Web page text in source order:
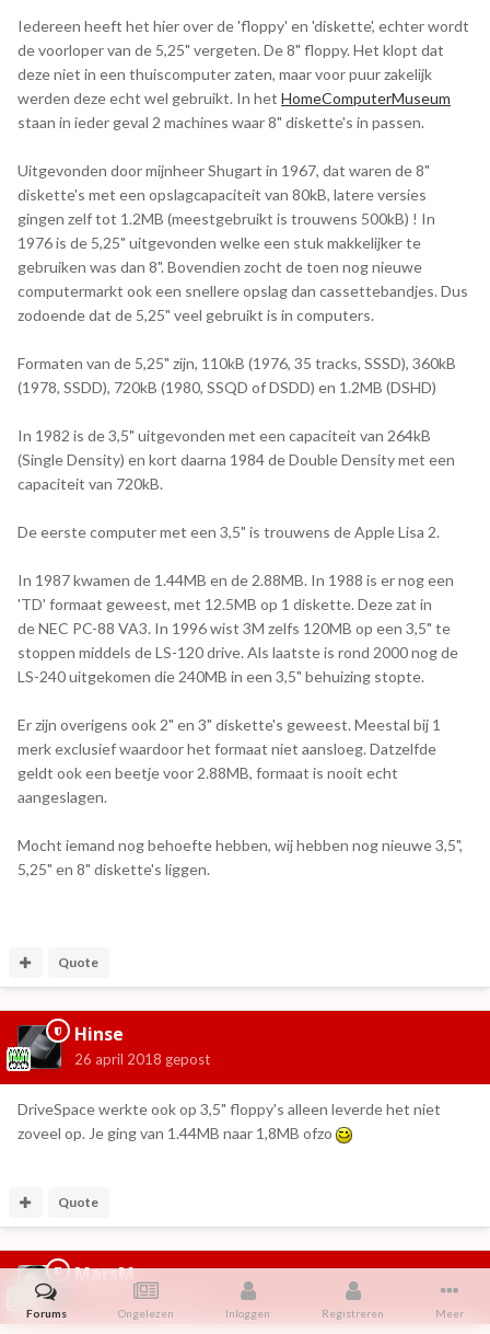
Iedereen heeft het hier over de 'floppy' en 'diskette', echter wordt
de voorloper van de 5,25" vergeten. De 8" floppy. Het klopt dat
deze niet in een thuiscomputer zaten, maar voor puur zakelijk
werden deze echt wel gebruikt. In het HomeComputerMuseum
staan in ieder geval 2 machines waar 8" diskette's in passen.
Uitgevonden door mijnheer Shugart in 1967, dat waren de 8"
diskette's met een opslagcapaciteit van 80kB, latere versies
gingen zelf tot 1.2MB (meestgebruikt is trouwens 500kB) ! In
1976 is de 5,25" uitgevonden welke een stuk makkelijker te
gebruiken was dan 8". Bovendien zocht de toen nog nieuwe
computermarkt ook een snellere opslag dan cassettebandjes. Dus
zodoende dat de 5,25" veel gebruikt is in computers.
Formaten van de 5,25" zijn, 110kB (1976, 35 tracks, SSSD), 360kB
(1978, SSDD), 720kB (1980, SSQD of DSDD) en 1.2MB (DSHD)
In 1982 is de 3,5" uitgevonden met een capaciteit van 264kB
(Single Density) en kort daarna 1984 de Double Density met een
capaciteit van 720kB.
De eerste computer met een 3,5" is trouwens de Apple Lisa 2.
In 1987 kwamen de 1.44MB en de 2.88MB. In 1988 is er nog een
'TD' formaat geweest, met 12.5MB op 1 diskette. Deze zat in
de NEC PC-88 VA3. In 1996 wist 3M zelfs 120MB op een 3,5" te
stoppen middels de LS-120 drive. Als laatste is rond 2000 nog de
LS-240 uitgekomen die 240MB in een 3,5" behuizing stopte.
Er zijn overigens ook 2" en 3" diskette's geweest. Meestal bij 1
merk exclusief waardoor het formaat niet aansloeg. Datzelfde
geldt ook een beetje voor 2.88MB, formaat is nooit echt
aangeslagen.
Mocht iemand nog behoefte hebben, wij hebben nog nieuwe 3,5",
5,25" en 8" diskette's liggen.
Quote
Hinse
26 april 2018 gepost
DriveSpace werkte ook op 3,5" floppy's alleen leverde het niet
zoveel op. Je ging van 1.44MB naar 1,8MB ofzo
Quote
MarsM
26 april 2018
Forums Ongelezen Inloggen Registreren Meer